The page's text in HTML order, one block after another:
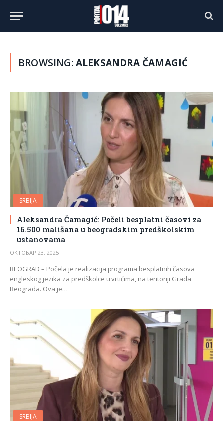
BROWSING:ALEKSANDRA ČAMAGIĆ
SRBIJA
Aleksandra Čamagić: Počeli besplatni časovi za
16.500 mališana u beogradskim predškolskim
ustanovama
ОКТОБАР 23, 2025
BEOGRAD – Počela je realizacija programa besplatnih časova
engleskog jezika za predškolce u vrtićima, na teritoriji Grada
Beograda. Ova je…
SRBIJA